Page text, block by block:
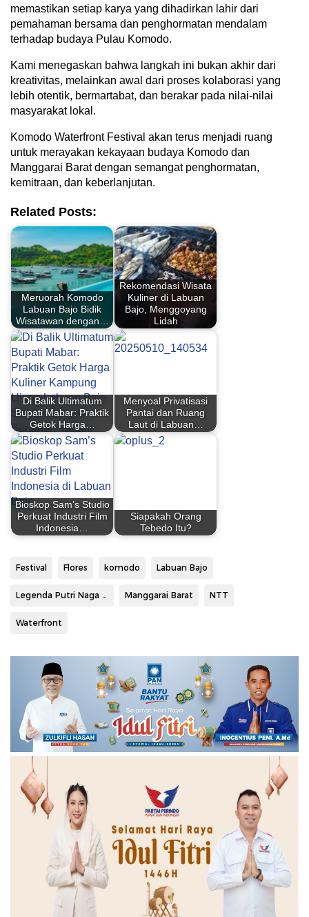
memastikan setiap karya yang dihadirkan lahir dari
pemahaman bersama dan penghormatan mendalam
terhadap budaya Pulau Komodo.
Kami menegaskan bahwa langkah ini bukan akhir dari
kreativitas, melainkan awal dari proses kolaborasi yang
lebih otentik, bermartabat, dan berakar pada nilai-nilai
masyarakat lokal.
Komodo Waterfront Festival akan terus menjadi ruang
untuk merayakan kekayaan budaya Komodo dan
Manggarai Barat dengan semangat penghormatan,
kemitraan, dan keberlanjutan.
Related Posts:
Meruorah Komodo
Labuan Bajo Bidik
Wisatawan dengan…
Rekomendasi Wisata
Kuliner di Labuan
Bajo, Menggoyang
Lidah
Di Balik Ultimatum
Bupati Mabar: Praktik
Getok Harga…
Menyoal Privatisasi
Pantai dan Ruang
Laut di Labuan…
Bioskop Sam’s Studio
Perkuat Industri Film
Indonesia…
Siapakah Orang
Tebedo Itu?
Festival Flores komodo Labuan Bajo
Legenda Putri Naga Komodo Manggarai Barat NTT
Waterfront